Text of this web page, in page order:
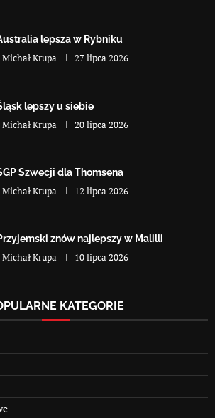
lepsza w Rybniku
Michał Krupa 27 lipca 2026
lepszy u siebie
Michał Krupa 20 lipca 2026
Szwecji dla Thomsena
Michał Krupa 12 lipca 2026
znów najlepszy w Malilli
Michał Krupa 10 lipca 2026
KATEGORIE